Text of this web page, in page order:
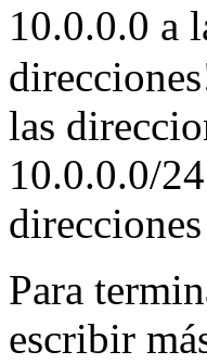
10.0.0.0 a
las
10.0.0.0/
Para
escribir